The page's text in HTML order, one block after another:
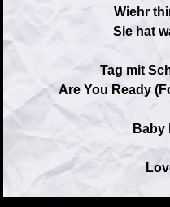
Wiehr
Sie hat
Tag mit
Are You Ready
Baby